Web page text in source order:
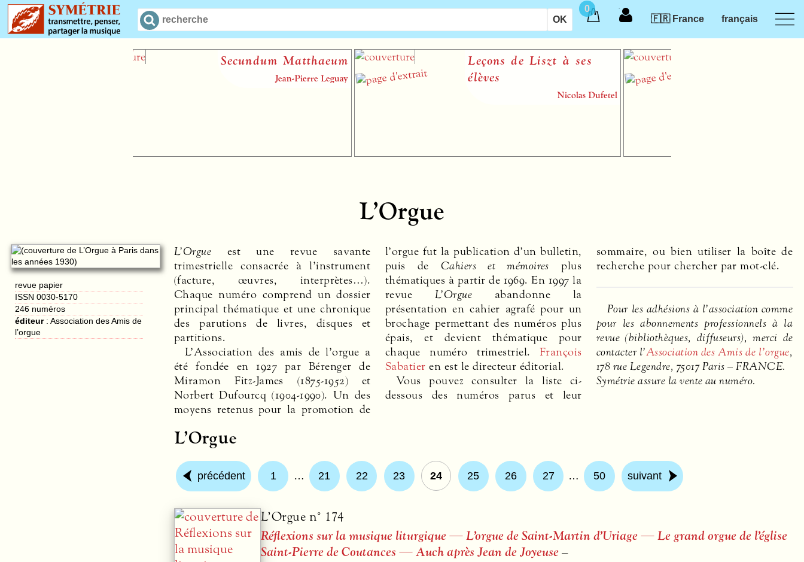
0
🇫🇷 France
français
Secundum Matthaeum
Leçons de Liszt à ses
élèves
Traités du contrepoint
simple
L’Orgue
revue papier
ISSN 0030-5170
246 numéros
éditeur:Association des Amis de
l’orgue
L’Orgue est une revue savante
trimestrielle consacrée à l’instrument
(facture, œuvres, interprètes…).
Chaque numéro comprend un dossier
principal thématique et une chronique
des parutions de livres, disques et
partitions.
L’Association des amis de l’orgue a
été fondée en 1927 par Bérenger de
Miramon Fitz-James (1875-1952) et
Norbert Dufourcq (1904-1990). Un des
moyens retenus pour la promotion de
l’orgue fut la publication d’un bulletin,
puis de Cahiers et mémoires plus
thématiques à partir de 1969. En 1997 la
revue L’Orgue abandonne la
présentation en cahier agrafé pour un
brochage permettant des numéros plus
épais, et devient thématique pour
chaque numéro trimestriel. François
Sabatier en est le directeur éditorial.
Vous pouvez consulter la liste ci-
dessous des numéros parus et leur
sommaire, ou bien utiliser la boîte de
recherche pour chercher par mot-clé.
Pour les adhésions à l’association comme
pour les abonnements professionnels à la
revue (bibliothèques, diffuseurs), merci de
contacter l’Association des Amis de l’orgue,
178 rue Legendre, 75017 Paris –FRANCE.
Symétrie assure la vente au numéro.
L’Orgue
précédent 1 … 21 22 23 24 25 26 27 … 50 suivant
L’Orgue n° 174
Réflexions sur la musique liturgique — L’orgue de Saint-Martin d’Uriage — Le grand orgue de l’église
Saint-Pierre de Coutances — Auch après Jean de Joyeuse –